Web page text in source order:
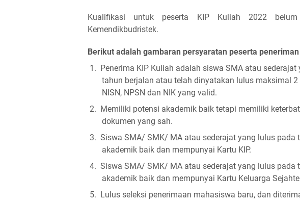
Kualifikasi untuk peserta KIP Kuliah 2022
Kemendikbudristek.
Berikut adalah gambaran persyaratan peserta
1. Penerima KIP Kuliah adalah siswa SMA atau
tahun berjalan atau telah dinyatakan lulus maksimal
NISN, NPSN dan NIK yang valid.
2. Memiliki potensi akademik baik tetapi memiliki
dokumen yang sah.
3. Siswa SMA/ SMK/ MA atau sederajat yang lulus pada
akademik baik dan mempunyai Kartu KIP.
4. Siswa SMA/ SMK/ MA atau sederajat yang lulus pada
akademik baik dan mempunyai Kartu Keluarga
5. Lulus seleksi penerimaan mahasiswa baru, dan